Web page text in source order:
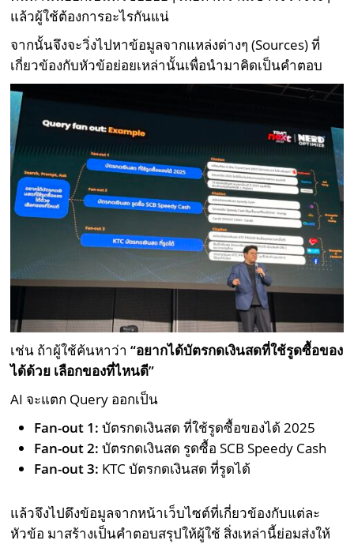
แล้วผู้ใช้ต้องการอะไรกันแน่
จากนั้นจึงจะวิ่งไปหาข้อมูลจากแหล่งต่างๆ (Sources) ที่
เกี่ยวข้องกับหัวข้อย่อยเหล่านั้นเพื่อนำมาคิดเป็นคำตอบ
เช่น ถ้าผู้ใช้ค้นหาว่า“อยากได้บัตรกดเงินสดที่ใช้รูดซื้อของ
ได้ด้วย เลือกของที่ไหนดี”
AI จะแตก Query ออกเป็น
Fan-out 1: บัตรกดเงินสด ที่ใช้รูดซื้อของได้ 2025
Fan-out 2: บัตรกดเงินสด รูดซื้อ SCB Speedy Cash
Fan-out 3: KTC บัตรกดเงินสด ที่รูดได้
แล้วจึงไปดึงข้อมูลจากหน้าเว็บไซต์ที่เกี่ยวข้องกับแต่ละ
หัวข้อ มาสร้างเป็นคำตอบสรุปให้ผู้ใช้ สิ่งเหล่านี้ย่อมส่งให้